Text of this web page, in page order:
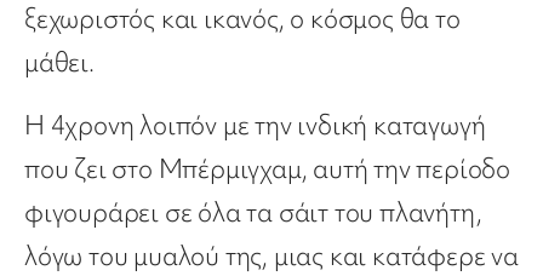
ξεχωριστός και ικανός, ο κόσμος θα το
μάθει.
Η 4χρονη λοιπόν με την ινδική καταγωγή
που ζει στο Μπέρμιγχαμ, αυτή την περίοδο
φιγουράρει σε όλα τα σάιτ του πλανήτη,
λόγω του μυαλού της, μιας και κατάφερε να